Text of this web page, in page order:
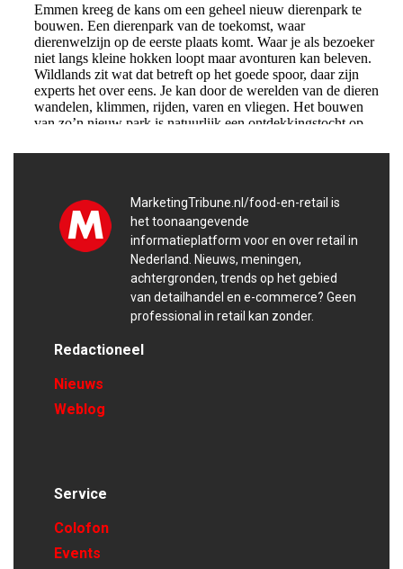
MarketingTribune.nl/food-en-retail is
het toonaangevende
informatieplatform voor en over retail in
Nederland. Nieuws, meningen,
achtergronden, trends op het gebied
van detailhandel en e-commerce? Geen
professional in retail kan zonder.
Redactioneel
Nieuws
Weblog
Service
Colofon
Events